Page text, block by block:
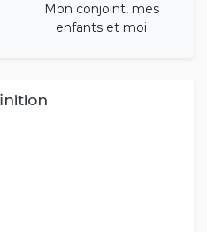
Mon conjoint, mes
enfants et moi